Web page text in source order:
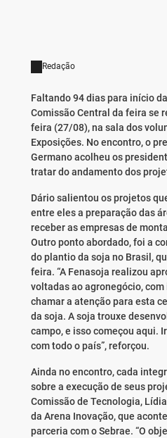
Redação
Faltando 94 dias para início
Comissão Central da feira se
feira (27/08), na sala dos
Exposições. No encontro, o
Germano acolheu os
tratar do andamento dos
Dário salientou os projetos
entre eles a preparação das
receber as empresas de
Outro ponto abordado, foi a
do plantio da soja no Brasil,
feira. “A Fenasoja realizou
voltadas ao agronegócio,
chamar a atenção para esta
da soja. A soja trouxe
campo, e isso começou aqui.
com todo o país”, reforçou.
Ainda no encontro, cada
sobre a execução de seus
Comissão de Tecnologia,
da Arena Inovação, que
parceria com o Sebrae. “O